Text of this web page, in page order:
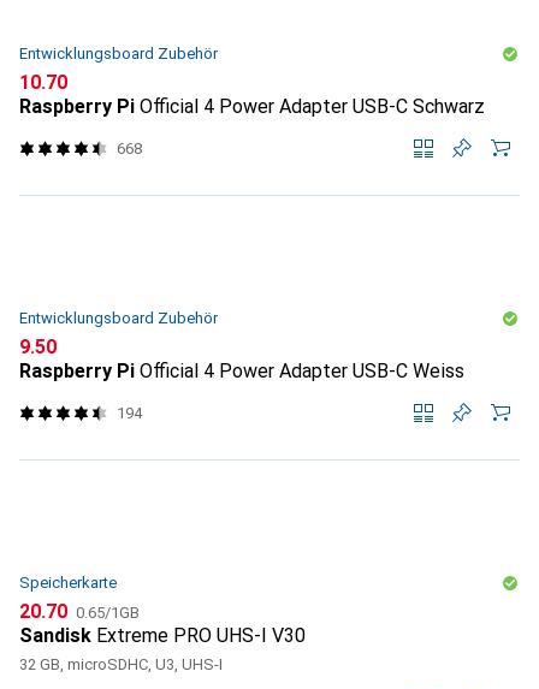
Entwicklungsboard Zubehör
CHF
10.70
Raspberry Pi Official 4 Power Adapter USB-C Schwarz
668
Entwicklungsboard Zubehör
CHF
9.50
Raspberry Pi Official 4 Power Adapter USB-C Weiss
194
Speicherkarte
CHF
20.70 CHF
0.65/1GB
Sandisk Extreme PRO UHS-I V30
32 GB, microSDHC, U3, UHS-I